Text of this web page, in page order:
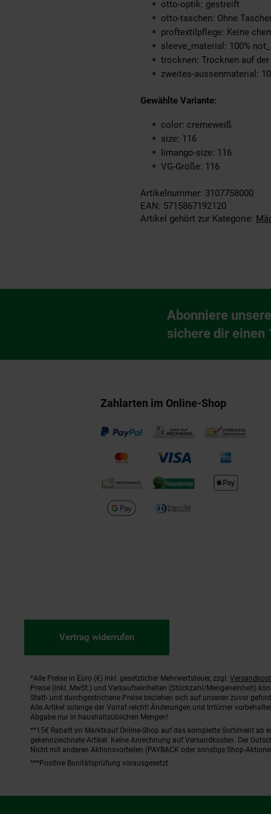
otto-optik: gestreift
otto-taschen: Ohne
proftextilpflege: Keine
sleeve_material: 100%
trocknen: Trocknen auf
zweites-aussenmaterial:
Gewählte Variante:
color: cremeweiß
size: 116
limango-size: 116
VG-Größe: 116
Artikelnummer: 3107758000
EAN: 5715867192120
Artikel gehört zur Kategorie:
Newsletter
Abonniere
sichere dir einen
Zahlarten im Online-Shop
Vertrag widerrufen
Fußnoten
*Alle Preise in Euro (€) inkl. gesetzlicher Mehrwertsteuer, zzgl.
Preise (inkl. MwSt.) und Verkaufseinheiten (Stückzahl/Mengeneinheit)
Statt- und durchgestrichene Preise beziehen sich auf unseren zuvor
Alle Artikel solange der Vorrat reicht! Änderungen und Irrtümer
Abgabe nur in haushaltsüblichen Mengen!
**15€ Rabatt im Marktkauf Online-Shop auf das komplette Sortiment ab
gekennzeichnete Artikel. Keine Anrechnung auf Versandkosten. Der
Nicht mit anderen Aktionsvorteilen (PAYBACK oder sonstige Shop-
***Positive Bonitätsprüfung vorausgesetzt